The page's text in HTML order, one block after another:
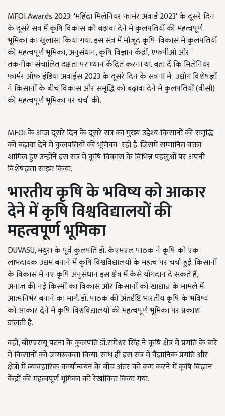
MFOI Awards 2023: 'महिंद्रा मिलेनियर फार्मर अवार्ड 2023' के दूसरे दिन
के दूसरे सत्र में कृषि विकास को बढ़ावा देने में कुलपतियों की महत्वपूर्ण
भूमिका का खुलासा किया गया. इस सत्र में मौजूद कृषि-विकास में कुलपतियों
की महत्वपूर्ण भूमिका, अनुसंधान, कृषि विज्ञान केंद्रों, एफपीओ और
तकनीक-संचालित दक्षता पर ध्यान केंद्रित करना था. बता दें कि मिलेनियर
फार्मर ऑफ इंडिया अवार्ड्स 2023 के दूसरे दिन के सत्र-II में उद्योग विशेषज्ञों
ने किसानों के बीच विकास और समृद्धि को बढ़ावा देने में कुलपतियों (वीसी)
की महत्वपूर्ण भूमिका पर चर्चा की.
MFOI के आज दूसरे दिन के दूसरे सत्र का मुख्य उद्देश्य किसानों की समृद्धि
को बढ़ावा देने में कुलपतियों की भूमिका" रही है. जिसमें सम्मानित वक्ता
शामिल हुए उन्होंने इस सत्र में कृषि विकास के विभिन्न पहलुओं पर अपनी
विशेषज्ञता साझा किया.
भारतीय कृषि के भविष्य को आकार
देने में कृषि विश्वविद्यालयों की
महत्वपूर्ण भूमिका
DUVASU, मथुरा के पूर्व कुलपति डॉ. केएमएल पाठक ने कृषि को एक
लाभदायक उद्यम बनाने में कृषि विश्वविद्यालयों के महत्व पर चर्चा हुई. किसानों
के विकास में नए कृषि अनुसंधान इस क्षेत्र में कैसे योगदान दे सकते हैं,
अनाज की नई किस्मों का विकास और किसानों को खाद्यान्न के मामले में
आत्मनिर्भर बनाने का मार्ग. डॉ. पाठक की अंतर्दृष्टि भारतीय कृषि के भविष्य
को आकार देने में कृषि विश्वविद्यालयों की महत्वपूर्ण भूमिका पर प्रकाश
डालती है.
वहीं,बीएएसयू पटना के कुलपति डॉ.रामेश्वर सिंह ने कृषि क्षेत्र में प्रगति के बारे
में किसानों को जागरूकता किया. साथ ही इस सत्र में वैज्ञानिक प्रगति और
क्षेत्रों में व्यावहारिक कार्यान्वयन के बीच अंतर को कम करने में कृषि विज्ञान
केंद्रों की महत्वपूर्ण भूमिका को रेखांकित किया गया.